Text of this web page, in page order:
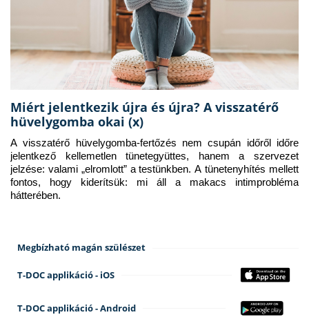
Miért jelentkezik újra és újra? A visszatérő
hüvelygomba okai (x)
A visszatérő hüvelygomba-fertőzés nem csupán időről időre
jelentkező kellemetlen tünetegyüttes, hanem a szervezet
jelzése: valami „elromlott” a testünkben. A tünetenyhítés mellett
fontos, hogy kiderítsük: mi áll a makacs intimprobléma
hátterében.
Megbízható magán szülészet
T-DOC applikáció - iOS
T-DOC applikáció - Android